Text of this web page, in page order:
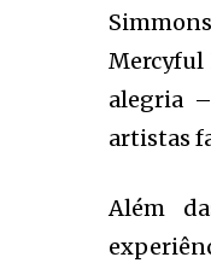
Mercyful
alegria
artistas
Além